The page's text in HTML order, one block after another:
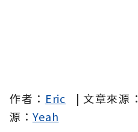
作者： Eric | 文章來源：
源： Yeah